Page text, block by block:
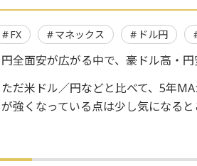
FX マネックス ドル円
円全面安が広がる中で、豪ドル高・円
ただ米ドル／円などと比べて、5年
が強くなっている点は少し気になると